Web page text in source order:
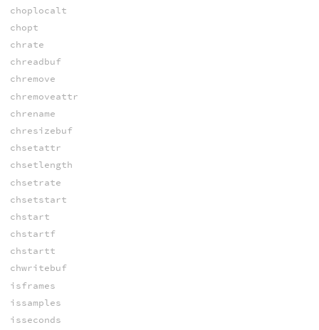
choplocalt
chopt
chrate
chreadbuf
chremove
chremoveattr
chrename
chresizebuf
chsetattr
chsetlength
chsetrate
chsetstart
chstart
chstartf
chstartt
chwritebuf
isframes
issamples
isseconds